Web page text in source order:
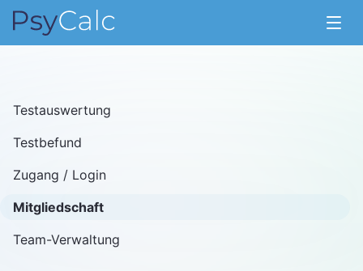
Testauswertung
Testbefund
Zugang / Login
Mitgliedschaft
Team-Verwaltung